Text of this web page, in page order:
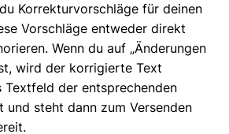
Korrekturvorschläge für deinen
Vorschläge entweder direkt
Wenn du auf „Änderungen
wird der korrigierte Text
Textfeld der entsprechenden
und steht dann zum Versenden